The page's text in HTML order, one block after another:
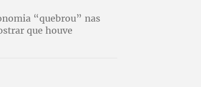
“quebrou” nas
que houve